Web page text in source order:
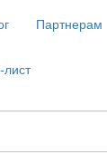
Партнерам